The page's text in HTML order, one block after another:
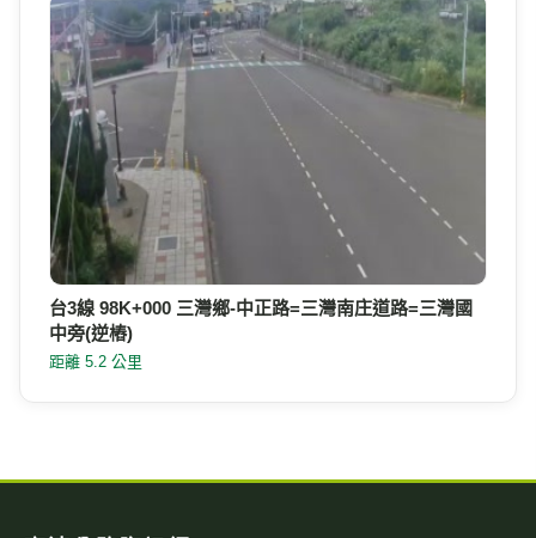
台3線 98K+000 三灣鄉-中正路=三灣南庄道路=三灣國
中旁(逆樁)
距離 5.2 公里